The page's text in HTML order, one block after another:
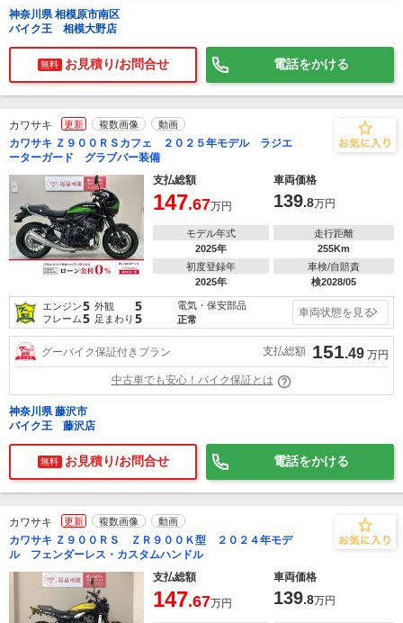
神奈川県 相模原市南区
バイク王 相模大野店
無料 お見積り/お問合せ 電話をかける
カワサキ 更新 複数画像 動画
カワサキ Ｚ９００ＲＳカフェ ２０２５年モデル ラジエ
ーターガード グラブバー装備
支払総額
車両価格
147.67万円 139.8万円
モデル年式
2025年
走行距離
255Km
初度登録年
2025年
車検/自賠責
検2028/05
エンジン5 外観 5
フレーム5 足まわり 5
電気・保安部品
正常
車両状態を見る
グーバイク保証付きプラン 支払総額 151.49 万円
中古車でも安心！バイク保証とは
神奈川県 藤沢市
バイク王 藤沢店
無料 お見積り/お問合せ 電話をかける
カワサキ 更新 複数画像 動画
カワサキ Ｚ９００ＲＳ ＺＲ９００Ｋ型 ２０２４年モデ
ル フェンダーレス・カスタムハンドル
支払総額
車両価格
147.67万円 139.8万円